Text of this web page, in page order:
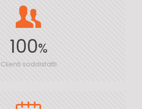
100%
Clienti soddisfatti